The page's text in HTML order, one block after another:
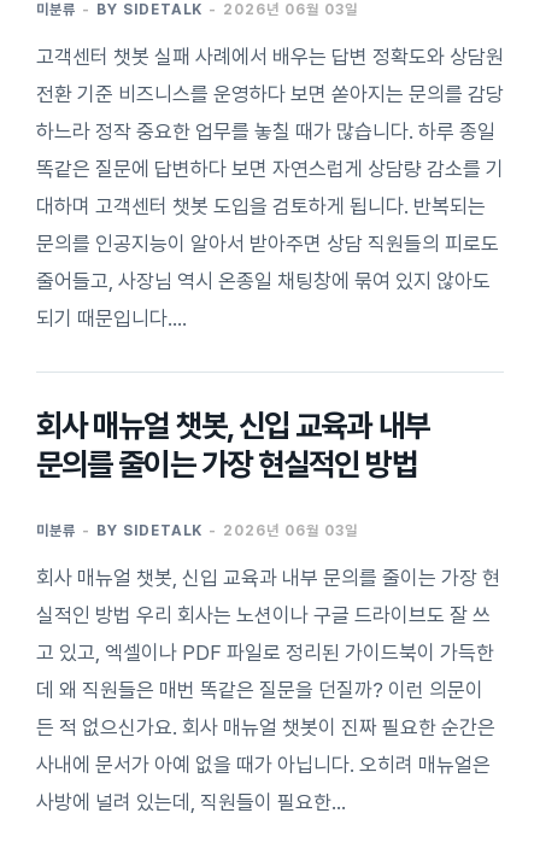
미분류 BY SIDETALK 2026년 06월 03일
고객센터 챗봇 실패 사례에서 배우는 답변 정확도와 상담원
전환 기준 비즈니스를 운영하다 보면 쏟아지는 문의를 감당
하느라 정작 중요한 업무를 놓칠 때가 많습니다. 하루 종일
똑같은 질문에 답변하다 보면 자연스럽게 상담량 감소를 기
대하며 고객센터 챗봇 도입을 검토하게 됩니다. 반복되는
문의를 인공지능이 알아서 받아주면 상담 직원들의 피로도
줄어들고, 사장님 역시 온종일 채팅창에 묶여 있지 않아도
되기 때문입니다.…
회사 매뉴얼 챗봇, 신입 교육과 내부
문의를 줄이는 가장 현실적인 방법
미분류 BY SIDETALK 2026년 06월 03일
회사 매뉴얼 챗봇, 신입 교육과 내부 문의를 줄이는 가장 현
실적인 방법 우리 회사는 노션이나 구글 드라이브도 잘 쓰
고 있고, 엑셀이나 PDF 파일로 정리된 가이드북이 가득한
데 왜 직원들은 매번 똑같은 질문을 던질까? 이런 의문이
든 적 없으신가요. 회사 매뉴얼 챗봇이 진짜 필요한 순간은
사내에 문서가 아예 없을 때가 아닙니다. 오히려 매뉴얼은
사방에 널려 있는데, 직원들이 필요한…